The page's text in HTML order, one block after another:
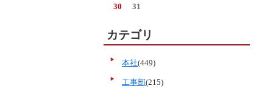
30
31
カテゴリ
本社(449)
工事部(215)